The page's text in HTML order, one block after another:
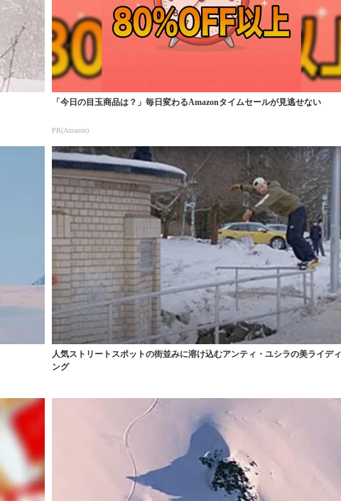
「今日の目玉商品は？」毎日変わるAmazonタイムセールが見逃せない
PR(Amazon)
人気ストリートスポットの街並みに溶け込むアンティ・ユシラの美ライディ
ング